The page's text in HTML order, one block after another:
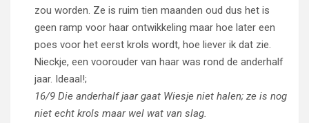
zou worden. Ze is ruim tien maanden oud dus het is
geen ramp voor haar ontwikkeling maar hoe later een
poes voor het eerst krols wordt, hoe liever ik dat zie.
Nieckje, een voorouder van haar was rond de anderhalf
jaar. Ideaal!;
16/9 Die anderhalf jaar gaat Wiesje niet halen; ze is nog
niet echt krols maar wel wat van slag.